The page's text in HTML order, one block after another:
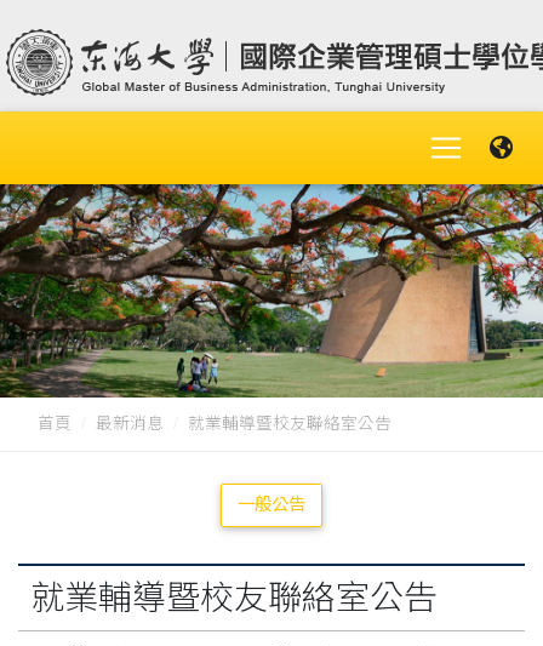
首頁 最新消息 就業輔導暨校友聯絡室公告
一般公告
就業輔導暨校友聯絡室公告